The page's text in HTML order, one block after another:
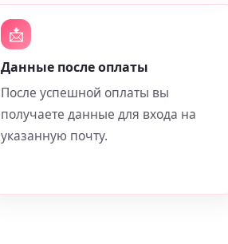
📩
Данные после оплаты
После успешной оплаты вы
получаете данные для входа на
указанную почту.